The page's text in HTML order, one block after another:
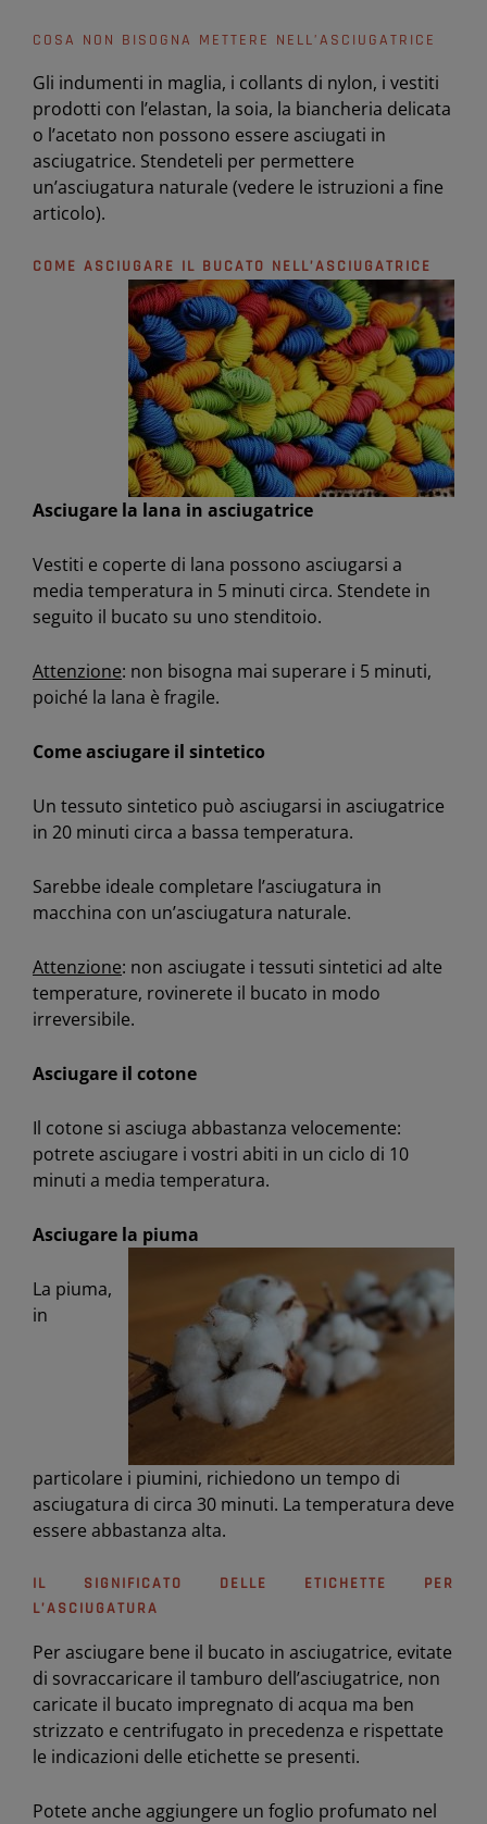
COSA NON BISOGNA METTERE NELL’ASCIUGATRICE
Gli indumenti in maglia, i collants di nylon, i vestiti
prodotti con l’elastan, la soia, la biancheria delicata
o l’acetato non possono essere asciugati in
asciugatrice. Stendeteli per permettere
un’asciugatura naturale (vedere le istruzioni a fine
articolo).
COME ASCIUGARE IL BUCATO NELL’ASCIUGATRICE
Asciugare la lana in asciugatrice
Vestiti e coperte di lana possono asciugarsi a
media temperatura in 5 minuti circa. Stendete in
seguito il bucato su uno stenditoio.
Attenzione: non bisogna mai superare i 5 minuti,
poiché la lana è fragile.
Come asciugare il sintetico
Un tessuto sintetico può asciugarsi in asciugatrice
in 20 minuti circa a bassa temperatura.
Sarebbe ideale completare l’asciugatura in
macchina con un’asciugatura naturale.
Attenzione: non asciugate i tessuti sintetici ad alte
temperature, rovinerete il bucato in modo
irreversibile.
Asciugare il cotone
Il cotone si asciuga abbastanza velocemente:
potrete asciugare i vostri abiti in un ciclo di 10
minuti a media temperatura.
Asciugare la piuma
La piuma,
in
particolare i piumini, richiedono un tempo di
asciugatura di circa 30 minuti. La temperatura deve
essere abbastanza alta.
IL SIGNIFICATO DELLE ETICHETTE PER
L’ASCIUGATURA
Per asciugare bene il bucato in asciugatrice, evitate
di sovraccaricare il tamburo dell’asciugatrice, non
caricate il bucato impregnato di acqua ma ben
strizzato e centrifugato in precedenza e rispettate
le indicazioni delle etichette se presenti.
Potete anche aggiungere un foglio profumato nel